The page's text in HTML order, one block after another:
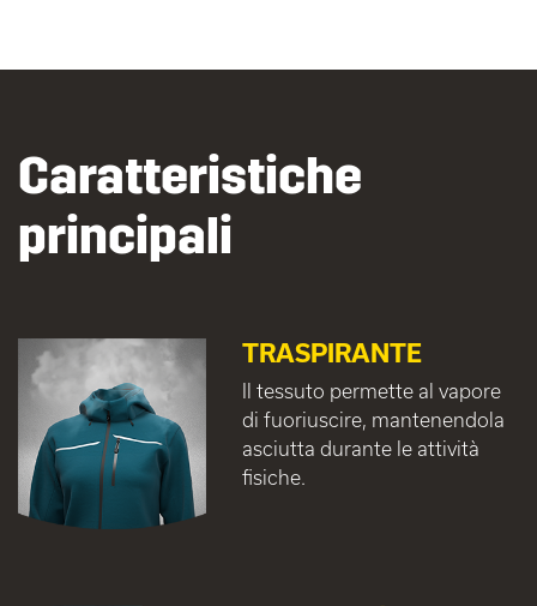
Caratteristiche
principali
TRASPIRANTE
Il tessuto permette al vapore
di fuoriuscire, mantenendola
asciutta durante le attività
fisiche.